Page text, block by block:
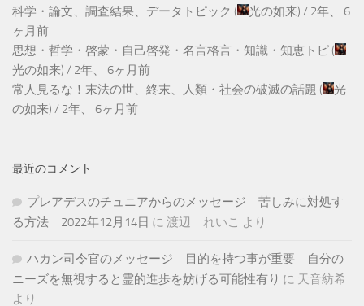
科学・論文、調査結果、データトピック ( 光の如来) / 2年、 6
ヶ月前
思想・哲学・啓蒙・自己啓発・名言格言・知識・知恵トピ (
光の如来) / 2年、 6ヶ月前
常人見るな！末法の世、終末、人類・社会の破滅の話題 (
光
の如来) / 2年、 6ヶ月前
最近のコメント
プレアデスのチュニアからのメッセージ 苦しみに対処す
る方法 2022年12月14日 に 渡辺 れいこ より
ハカン司令官のメッセージ 目的を持つ事が重要 自分の
ニーズを無視すると霊的進歩を妨げる可能性有り に 天音紡希
より